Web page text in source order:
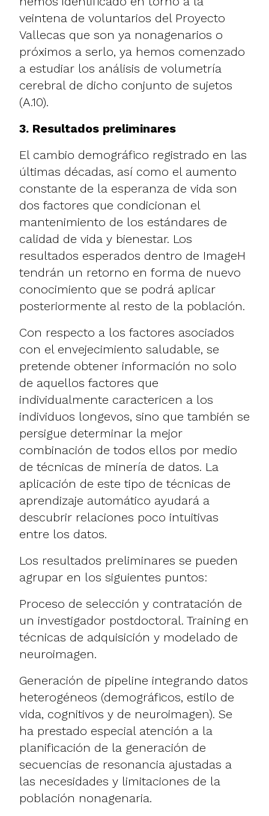
veintena de voluntarios del Proyecto
Vallecas que son ya nonagenarios o
próximos a serlo, ya hemos comenzado
a estudiar los análisis de volumetría
cerebral de dicho conjunto de sujetos
(A.10).
3. Resultados preliminares
El cambio demográfico registrado en las
últimas décadas, así como el aumento
constante de la esperanza de vida son
dos factores que condicionan el
mantenimiento de los estándares de
calidad de vida y bienestar. Los
resultados esperados dentro de ImageH
tendrán un retorno en forma de nuevo
conocimiento que se podrá aplicar
posteriormente al resto de la población.
Con respecto a los factores asociados
con el envejecimiento saludable, se
pretende obtener información no solo
de aquellos factores que
individualmente caractericen a los
individuos longevos, sino que también se
persigue determinar la mejor
combinación de todos ellos por medio
de técnicas de minería de datos. La
aplicación de este tipo de técnicas de
aprendizaje automático ayudará a
descubrir relaciones poco intuitivas
entre los datos.
Los resultados preliminares se pueden
agrupar en los siguientes puntos:
Proceso de selección y contratación de
un investigador postdoctoral. Training en
técnicas de adquisición y modelado de
neuroimagen.
Generación de pipeline integrando datos
heterogéneos (demográficos, estilo de
vida, cognitivos y de neuroimagen). Se
ha prestado especial atención a la
planificación de la generación de
secuencias de resonancia ajustadas a
las necesidades y limitaciones de la
población nonagenaria.